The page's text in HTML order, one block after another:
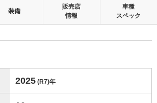
装備
販売店
情報
車種
スペック
2025 (R7)年